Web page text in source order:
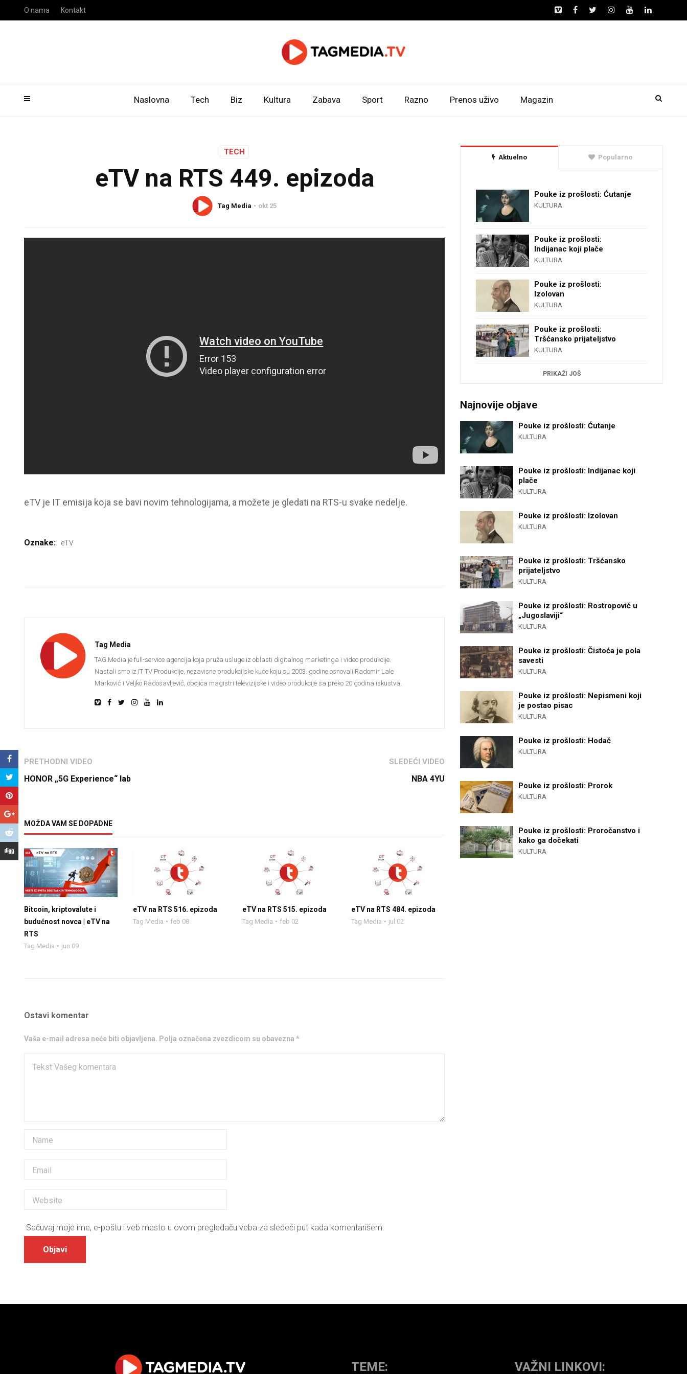
Naslovna Tech Biz Kultura Zabava Sport Razno Prenos uživo Magazin
O nama Kontakt
TECH
eTV na RTS 449. epizoda
Tag Media okt 25
eTV je IT emisija koja se bavi novim tehnologijama, a možete je gledati na RTS-u svake nedelje.
Oznake: eTV
Tag Media
TAG Media je full-service agencija koja pruža usluge iz oblasti digitalnog marketinga i video produkcije.
Nastali smo iz IT TV Produkcije, nezavisne produkcijske kuće koju su 2003. godine osnovali Radomir Lale
Marković i Veljko Radosavljević, obojica magistri televizijske i video produkcije sa preko 20 godina iskustva.
PRETHODNI VIDEO
HONOR „5G Experience“ lab
SLEDEĆI VIDEO
NBA 4YU
MOŽDA VAM SE DOPADNE
Bitcoin, kriptovalute i
budućnost novca | eTV na
RTS
Tag Media jun 09
eTV na RTS 516. epizoda
Tag Media feb 08
eTV na RTS 515. epizoda
Tag Media feb 02
eTV na RTS 484. epizoda
Tag Media jul 02
Ostavi komentar
Vaša e-mail adresa neće biti objavljena. Polja označena zvezdicom su obavezna *
Sačuvaj moje ime, e-poštu i veb mesto u ovom pregledaču veba za sledeći put kada komentarišem.
Aktuelno Popularno
Pouke iz prošlosti: Ćutanje
KULTURA
Pouke iz prošlosti:
Indijanac koji plače
KULTURA
Pouke iz prošlosti:
Izolovan
KULTURA
Pouke iz prošlosti:
Tršćansko prijateljstvo
KULTURA
PRIKAŽI JOŠ
Najnovije objave
Pouke iz prošlosti: Ćutanje
KULTURA
Pouke iz prošlosti: Indijanac koji
plače
KULTURA
Pouke iz prošlosti: Izolovan
KULTURA
Pouke iz prošlosti: Tršćansko
prijateljstvo
KULTURA
Pouke iz prošlosti: Rostropovič u
„Jugoslaviji“
KULTURA
Pouke iz prošlosti: Čistoća je pola
savesti
KULTURA
Pouke iz prošlosti: Nepismeni koji
je postao pisac
KULTURA
Pouke iz prošlosti: Hodač
KULTURA
Pouke iz prošlosti: Prorok
KULTURA
Pouke iz prošlosti: Proročanstvo i
kako ga dočekati
KULTURA
TEME: VAŽNI LINKOVI: